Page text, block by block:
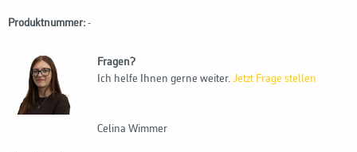
Produktnummer: -
Fragen?
Ich helfe Ihnen gerne weiter. Jetzt Frage stellen
Celina Wimmer